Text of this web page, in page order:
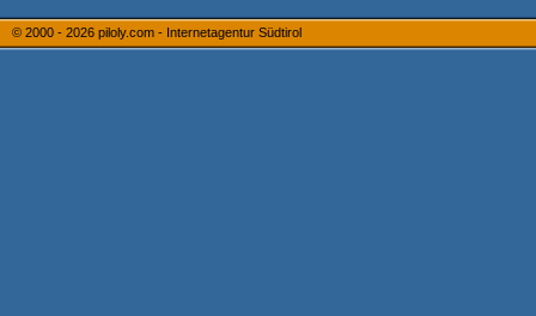
© 2000 - 2026 piloly.com - Internetagentur Südtirol